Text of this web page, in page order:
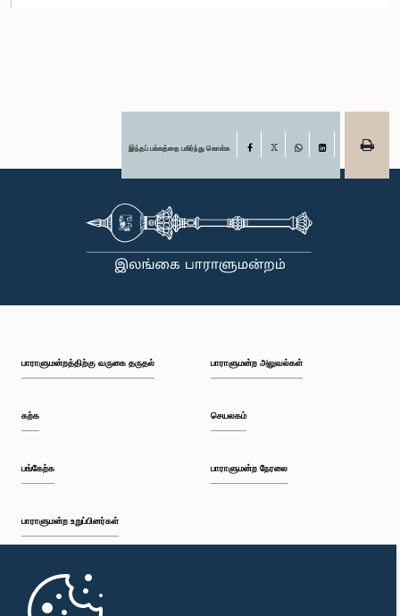
இந்தப் பக்கத்தை பகிர்ந்து கொள்க Facebook
பாராளுமன்றத்திற்கு வருகை தருதல்
கற்க
பங்கேற்க
பாராளுமன்ற உறுப்பினர்கள்
முதற்பக்கம்
பாராளுமன்ற அலுவல்கள்
செயலகம்
பாராளுமன்ற நேரலை